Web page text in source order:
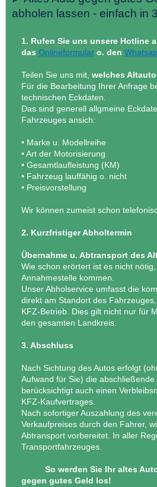
abholen lassen - einfach in
1. Rufen Sie uns unsere Hotline
dasOnlineformular o. den
Teilen Sie uns mit,welches
Für die Bearbeitung Ihrer Anfrage
technischen Eckdaten.
Das sind generell allgmeine
Fahrzeuges ansich:
• Marke u. Modellreihe
• Art der Motorisierung
• Gesamtlaufleistung (KM)
• Fahrzeug lauffähig o. nicht
• Preisvorstellung
Wir können zumeist schon
2. Kurzfristiger Abholtermin
Übernahme u. Abtransport des
Wie schon erörtert ist es nicht
Annahmestelle kommen.
Unser Abholservice umfasst die
direkt am Standort des
KFZ-Betrieb. Dies gilt nicht nur für
den gesamten Landkreis.
3. Abschluss
Nach Sichtung des Autos erfolgt
Aufwand für Sie) die abschließende
berücksichtigt auch einen
KFZ-Kaufvertrages.
Nach sofortiger Auszahlung des
Verkaufpreises durch den Fahrer,
Abtransport vorbereitet. In aller
Transportfahrzeuges.
So werden Sie Ihr altes Auto
gegen gutes Geld los!